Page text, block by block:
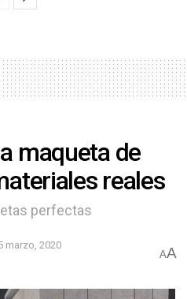
maqueta de
reales
perfectas
marzo, 2020
AA